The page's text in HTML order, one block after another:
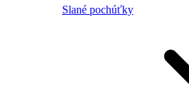
Slané pochúťky